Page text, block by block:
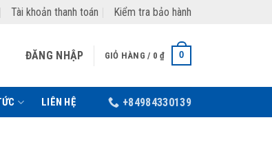
Tài khoản thanh toán Kiểm tra bảo hành
ĐĂNG NHẬP GIỎ HÀNG / 0₫ 0
LIÊN HỆ +84984330139